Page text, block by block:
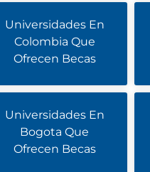
Universidades En
Colombia Que
Ofrecen Becas
Universidades En
Bogota Que
Ofrecen Becas